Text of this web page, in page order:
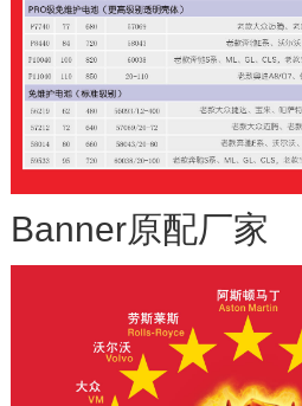
Certificate Ex Conformity
Konformität D
2015最佳家族企业
Banner原配厂家